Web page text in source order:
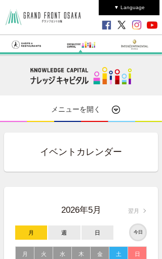
▼ Language
メニューを開く
イベントカレンダー
2026年5月 翌月
月 週 日 今日
月 火 水 木 金 土 日